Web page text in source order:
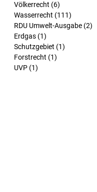
Völkerrecht (6)
Wasserrecht (111)
RDU Umwelt-Ausgabe (2)
Erdgas (1)
Schutzgebiet (1)
Forstrecht (1)
UVP (1)